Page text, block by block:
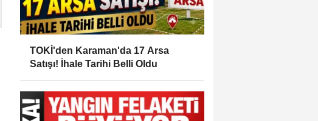
TOKİ'den Karaman'da 17 Arsa
Satışı! İhale Tarihi Belli Oldu